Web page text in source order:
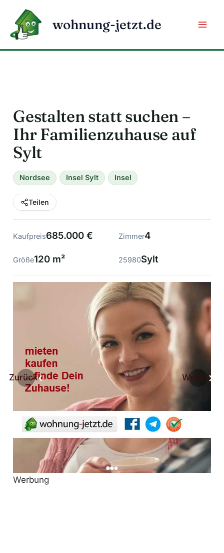
Inhalt
springen
wohnung-jetzt.de
Gestalten statt suchen –
Ihr Familienzuhause auf
Sylt
Nordsee Insel Sylt Insel
Teilen
Kaufpreis685.000 € Zimmer4
Größe120 m² 25980Sylt
Zurück Weiter
Werbung